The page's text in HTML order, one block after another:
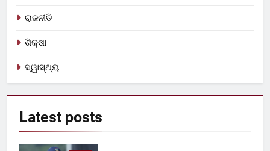
ରାଜନୀତି
ଶିକ୍ଷା
ସ୍ୱାସ୍ଥ୍ୟ
Latest posts